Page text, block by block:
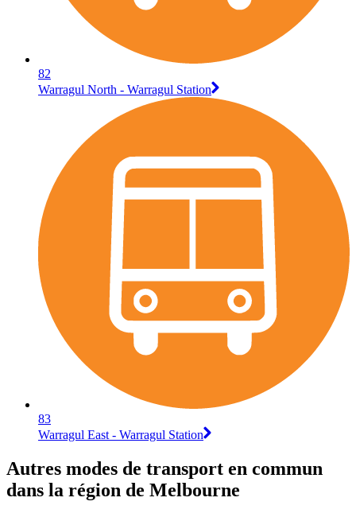
82
Warragul North - Warragul Station
83
Warragul East - Warragul Station
Autres modes de transport en commun
dans la région de Melbourne